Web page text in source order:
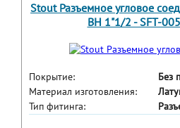
Stout Разъемное угловое
ВН 1"1/2 - SFT-
Покрытие:
Без
Материал изготовления:
Тип фитинга: